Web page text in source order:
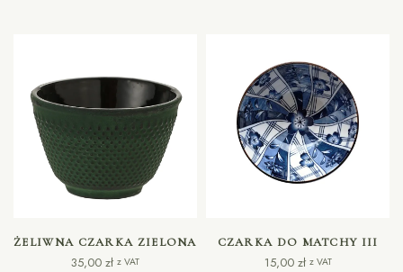
DODAJ DO KOSZYKA
ŻELIWNA CZARKA ZIELONA
35,00 zł z VAT
DODAJ DO KOSZYKA
CZARKA DO MATCHY III
15,00 zł z VAT